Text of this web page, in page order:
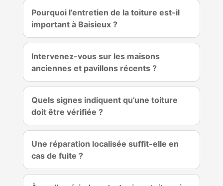
Pourquoi l’entretien de la toiture est-il
important à Baisieux ?
Intervenez-vous sur les maisons
anciennes et pavillons récents ?
Quels signes indiquent qu’une toiture
doit être vérifiée ?
Une réparation localisée suffit-elle en
cas de fuite ?